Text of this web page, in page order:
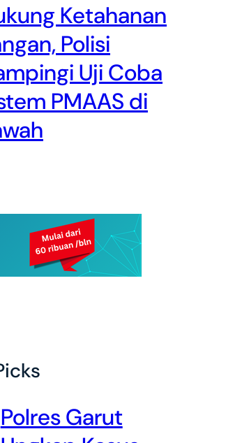
Ketahanan
Polisi
Uji Coba
PMAAS di
Polres Garut